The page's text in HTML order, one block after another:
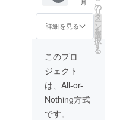
のリ
ターン
はなく
とさせ
て頂き
ます。
※新型コ
ロナウ
イルス
得！）
・10名
様限定
・送料
込み ※
通常価
格は
3,900円
（送料
込み）
です。
詳細を見る
の
リ
タ
ー
ン
を
選
択
す
る
このプロ
ジェクト
は、All-or-
Nothing方式
です。